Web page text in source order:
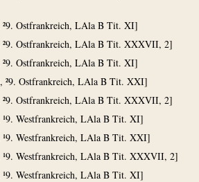
²9. Ostfrankreich, LAla B Tit. XI]
²9. Ostfrankreich, LAla B Tit. XXXVII, 2]
²9. Ostfrankreich, LAla B Tit. XI]
, ²9. Ostfrankreich, LAla B Tit. XXI]
²9. Ostfrankreich, LAla B Tit. XXXVII, 2]
¹9. Westfrankreich, LAla B Tit. XI]
¹9. Westfrankreich, LAla B Tit. XXI]
¹9. Westfrankreich, LAla B Tit. XXXVII, 2]
¹9. Westfrankreich, LAla B Tit. XI]